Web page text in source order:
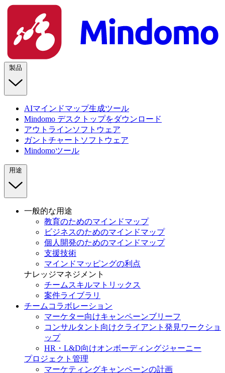
製品
AIマインドマップ生成ツール
Mindomo デスクトップをダウンロード
アウトラインソフトウェア
ガントチャートソフトウェア
Mindomoツール
用途
一般的な用途
教育のためのマインドマップ
ビジネスのためのマインドマップ
個人開発のためのマインドマップ
支援技術
マインドマッピングの利点
ナレッジマネジメント
チームスキルマトリックス
案件ライブラリ
チームコラボレーション
マーケター向けキャンペーンブリーフ
コンサルタント向けクライアント発見ワークショ
ップ
HR・L&D向けオンボーディングジャーニー
プロジェクト管理
マーケティングキャンペーンの計画